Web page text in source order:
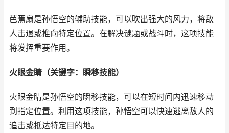
芭蕉扇是孙悟空的辅助技能，可以吹出强大的风力，将敌
人击退或推向特定位置。在解决谜题或战斗时，这项技能
将发挥重要作用。
火眼金睛（关键字：瞬移技能）
火眼金睛是孙悟空的瞬移技能，可以在短时间内迅速移动
到指定位置。利用这项技能，孙悟空可以快速逃离敌人的
追击或抵达特定目的地。